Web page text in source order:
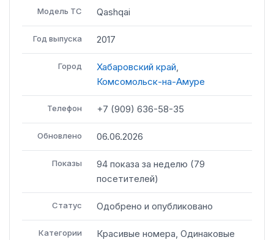
Модель ТС Qashqai
Год выпуска 2017
Город Хабаровский край
Комсомольск-на-Амуре
Телефон +7 (909) 636-58-35
Обновлено 06.06.2026
Показы 94 показа за неделю (79
посетителей)
Статус Одобрено и опубликовано
Категории
Красивые номера, Одинаковые